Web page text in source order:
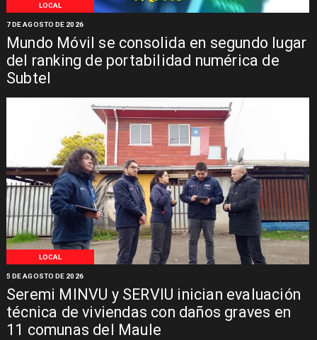
LOCAL
Mundo Móvil se consolida en segundo lugar
del ranking de portabilidad numérica de
Subtel
7 DE AGOSTO DE 2026
LOCAL
Seremi MINVU y SERVIU inician evaluación
técnica de viviendas con daños graves en
11 comunas del Maule
5 DE AGOSTO DE 2026